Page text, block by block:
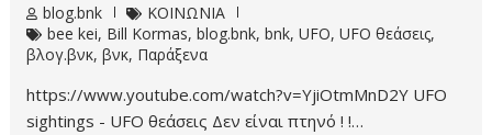
blog.bnk
ΚΟΙΝΩΝΙΑ
bee kei, Bill Kormas,blog.bnk,bnk,UFO,UFO θεάσεις,
βλογ.βνκ,βνκ, Παράξενα
https://www.youtube.com/watch?v=YjiOtmMnD2Y UFO
sightings - UFO θεάσεις Δεν είναι πτηνό ! !…